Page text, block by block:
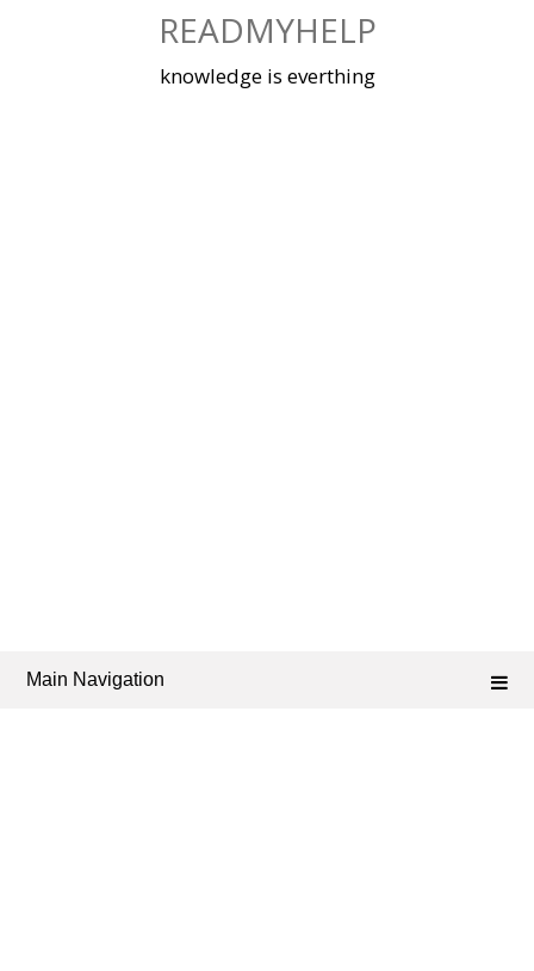
READMYHELP
knowledge is everthing
Main Navigation